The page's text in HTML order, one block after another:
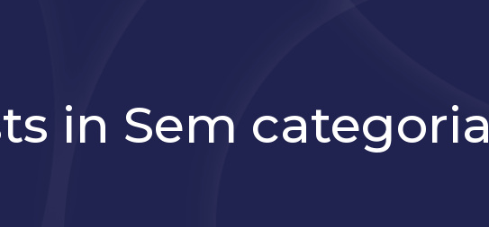
in Sem categoria